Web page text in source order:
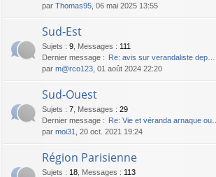
par Thomas95 , 06 mai 2025 13:55
Sud-Est
Sujets : 9 Messages : 111
Dernier message : Re: avis sur verandaliste dep…
par m@rco123 , 01 août 2024 22:20
Sud-Ouest
Sujets : 7 Messages : 29
Dernier message : Re: Vie et véranda arnaque ou…
par moi31 , 20 oct. 2021 19:24
Région Parisienne
Sujets : 18 Messages : 113